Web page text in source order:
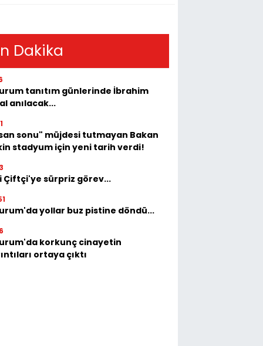
Dakika
tanıtım günlerinde İbrahim
anılacak...
sonu" müjdesi tutmayan Bakan
stadyum için yeni tarih verdi!
Çiftçi'ye sürpriz görev...
yollar buz pistine döndü...
korkunç cinayetin
ortaya çıktı